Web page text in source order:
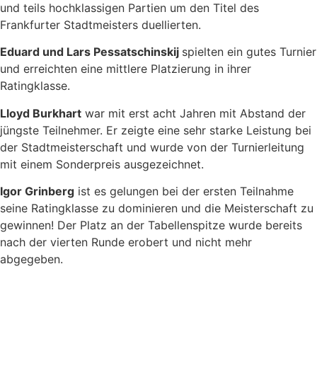
und teils hochklassigen Partien um den Titel des
Frankfurter Stadtmeisters duellierten.
Eduard und Lars Pessatschinskij spielten ein gutes Turnier
und erreichten eine mittlere Platzierung in ihrer
Ratingklasse.
Lloyd Burkhart war mit erst acht Jahren mit Abstand der
jüngste Teilnehmer. Er zeigte eine sehr starke Leistung bei
der Stadtmeisterschaft und wurde von der Turnierleitung
mit einem Sonderpreis ausgezeichnet.
Igor Grinberg ist es gelungen bei der ersten Teilnahme
seine Ratingklasse zu dominieren und die Meisterschaft zu
gewinnen! Der Platz an der Tabellenspitze wurde bereits
nach der vierten Runde erobert und nicht mehr
abgegeben.